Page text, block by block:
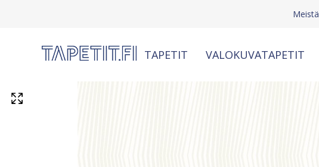
Meistä
TAPETIT VALOKUVATAPETIT